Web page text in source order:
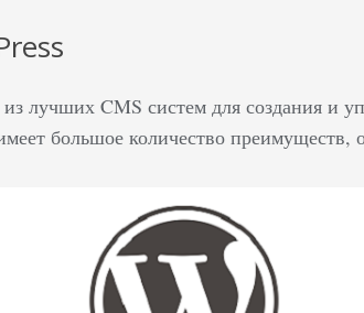
лучших CMS систем для создания и
большое количество преимуществ,